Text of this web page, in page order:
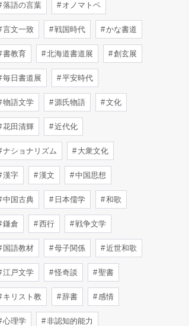
落語の言葉 オノマトペ
言文一致 戦国時代 かな書道
書教育 北海道書道展 創玄展
毎日書道展 平安時代
物語文学 源氏物語 文化
花田清輝 近代化
ナショナリズム 大衆文化
漢字 漢文 中国思想
中国古典 日本儒学 和歌
鎌倉 西行 戦争文学
国語教材 母子関係 近世和歌
江戸文学 怪奇談 聖書
キリスト教 辞書 感情
心理学 非認知的能力